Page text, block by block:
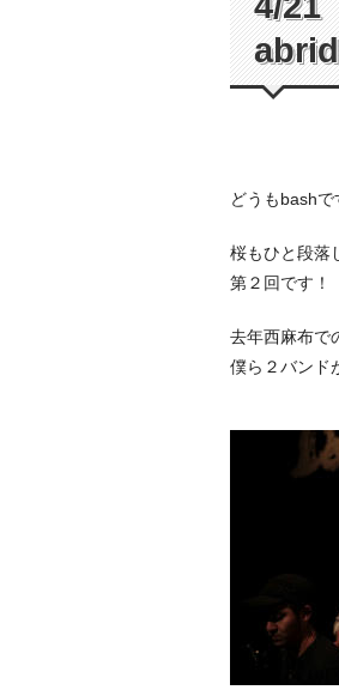
どうもbashで
桜もひと段落
第２回です！
去年西麻布で
僕ら２バンド